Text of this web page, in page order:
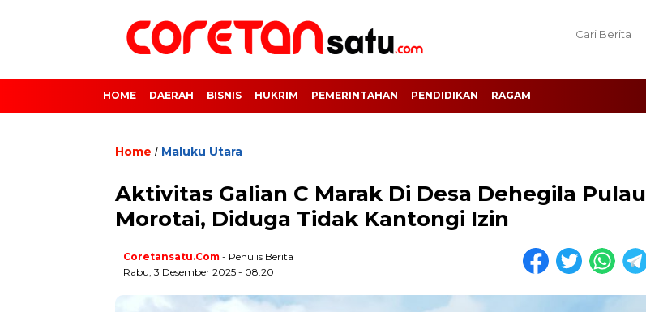
HOME DAERAH BISNIS HUKRIM PEMERINTAHAN PENDIDIKAN RAGAM
Home / Maluku Utara
Aktivitas Galian C Marak Di Desa Dehegila Pulau
Morotai, Diduga Tidak Kantongi Izin
Coretansatu.com - Penulis Berita
Rabu, 3 Desember 2025 - 08:20